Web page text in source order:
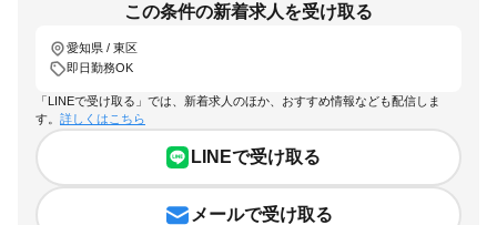
この条件の新着求人を受け取る
愛知県 / 東区
即日勤務OK
「LINEで受け取る」では、新着求人のほか、おすすめ情報なども配信しま
す。 詳しくはこちら
LINEで受け取る
メールで受け取る